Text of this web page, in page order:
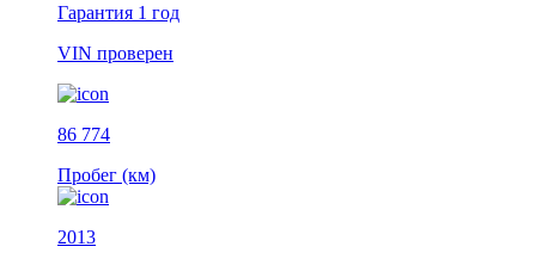
Гарантия 1 год
VIN проверен
86 774
Пробег (км)
2013